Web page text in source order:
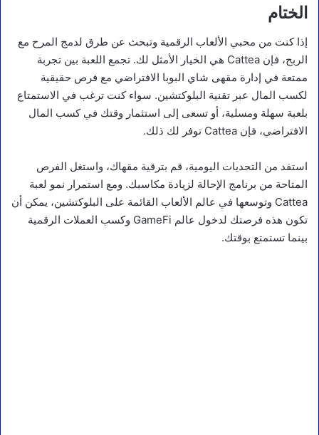
الختام
إذا كنت من محبي الألعاب الرقمية وتبحث عن طرق لدمج المرح مع
الربح، فإن Cattea هي الخيار الأمثل لك. تجمع اللعبة بين تجربة
ممتعة في إدارة مقهى شاي البوبا الافتراضي مع فرص حقيقية
لكسب المال عبر تقنية البلوكتشين. سواء كنت ترغب في الاستمتاع
بلعبة سهلة ومسلية، أو تسعى إلى استثمار وقتك في كسب المال
الافتراضي، فإن Cattea توفر لك ذلك.
استفد من التحديات اليومية، قم بترقية مقهاك، واستغل الفرص
المتاحة من برنامج الإحالة لزيادة مكاسبك. ومع استمرار نمو لعبة
Cattea وتوسعها في عالم الألعاب القائمة على البلوكتشين، يمكن أن
تكون هذه فرصتك لدخول عالم GameFi وكسب العملات الرقمية
بينما تستمتع بوقتك.